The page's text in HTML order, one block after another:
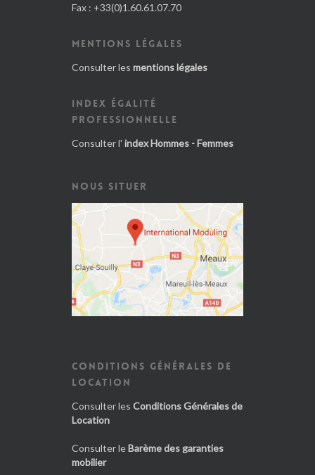
Fax : +33(0)1.60.61.07.70
MENTIONS LÉGALES
Consulter les mentions légales
INDEX ÉGALITÉ
PROFESSIONNELLE
Consulter l' index Hommes - Femmes
NOUS SITUER
CONDITIONS GÉNÉRALES DE
LOCATION
Consulter les Conditions Générales de
Location
Consulter le Barème des garanties
mobilier